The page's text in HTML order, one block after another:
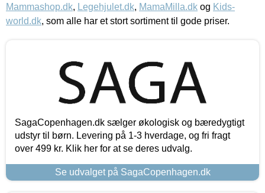
Mammashop.dk, Legehjulet.dk, MamaMilla.dk og Kids-
world.dk, som alle har et stort sortiment til gode priser.
SagaCopenhagen.dk sælger økologisk og bæredygtigt
udstyr til børn. Levering på 1-3 hverdage, og fri fragt
over 499 kr. Klik her for at se deres udvalg.
Se udvalget på SagaCopenhagen.dk